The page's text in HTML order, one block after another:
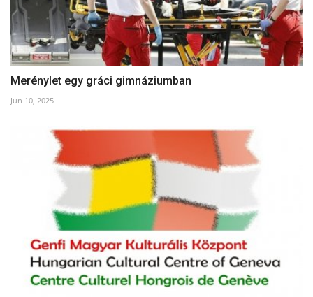
Merénylet egy gráci gimnáziumban
Jun 10, 2025